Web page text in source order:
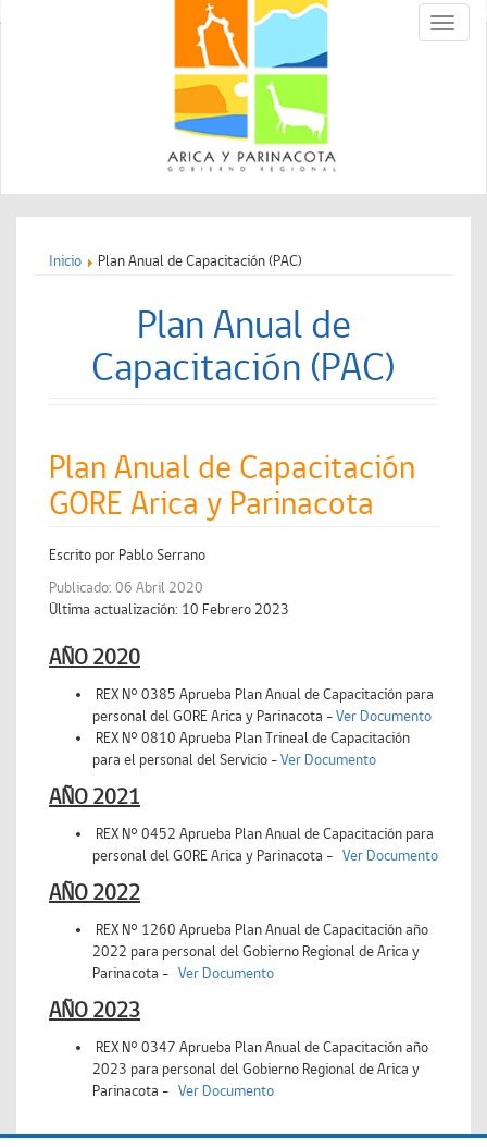
Toggle
Inicio Plan Anual de Capacitación (PAC)
Plan Anual de
Capacitación (PAC)
Plan Anual de Capacitación
GORE Arica y Parinacota
Escrito por Pablo Serrano
Publicado: 06 Abril 2020
Última actualización: 10 Febrero 2023
AÑO 2020
REX N° 0385 Aprueba Plan Anual de Capacitación para
personal del GORE Arica y Parinacota -Ver Documento
REX N° 0810 Aprueba Plan Trineal de Capacitación
para el personal del Servicio -Ver Documento
AÑO 2021
REX N° 0452 Aprueba Plan Anual de Capacitación para
personal del GORE Arica y Parinacota - Ver Documento
AÑO 2022
REX N° 1260 Aprueba Plan Anual de Capacitación año
2022 para personal del Gobierno Regional de Arica y
Parinacota - Ver Documento
AÑO 2023
REX N° 0347 Aprueba Plan Anual de Capacitación año
2023 para personal del Gobierno Regional de Arica y
Parinacota - Ver Documento